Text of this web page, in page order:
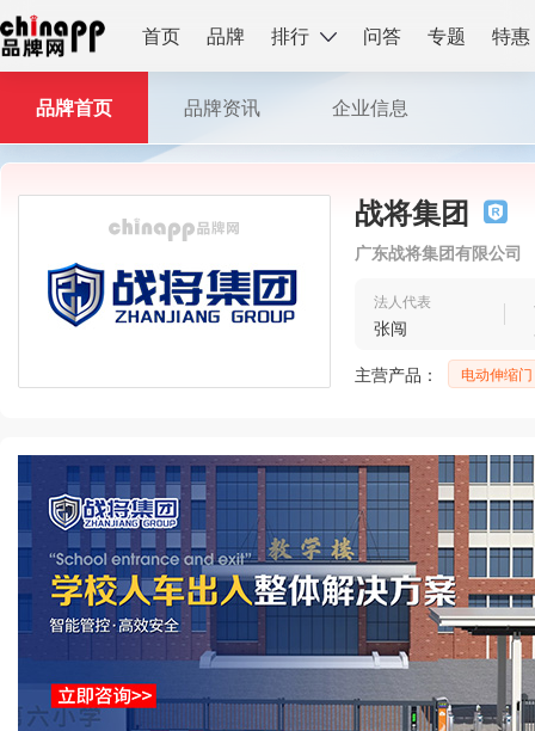
首页 品牌 排行 问答 专题 特惠
战将集团
广东战将集团有限公司
法人代表
张闯
主营产品：
电动伸缩门
品牌首页 品牌资讯 企业信息